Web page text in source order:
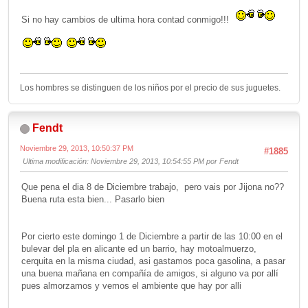
Si no hay cambios de ultima hora contad conmigo!!!
Los hombres se distinguen de los niños por el precio de sus juguetes.
Fendt
#1885
Noviembre 29, 2013, 10:50:37 PM
Ultima modificación: Noviembre 29, 2013, 10:54:55 PM por Fendt
Que pena el dia 8 de Diciembre trabajo, pero vais por Jijona no??
Buena ruta esta bien... Pasarlo bien
Por cierto este domingo 1 de Diciembre a partir de las 10:00 en el
bulevar del pla en alicante ed un barrio, hay motoalmuerzo,
cerquita en la misma ciudad, asi gastamos poca gasolina, a pasar
una buena mañana en compañía de amigos, si alguno va por allí
pues almorzamos y vemos el ambiente que hay por alli